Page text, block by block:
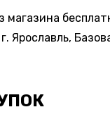
магазина
Ярославль,